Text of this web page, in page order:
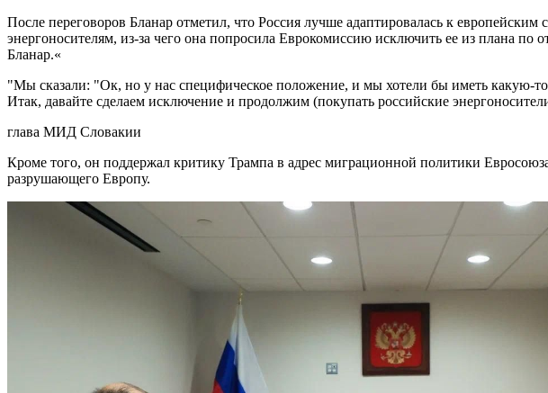
После переговоров Бланар отметил, что Россия лучше адаптировалась к
энергоносителям, из-за чего она попросила Еврокомиссию исключить ее из плана по
Бланар.«
"Мы сказали: "Ок, но у нас специфическое положение, и мы хотели бы иметь какую-
Итак, давайте сделаем исключение и продолжим (покупать российские
глава МИД Словакии
Кроме того, он поддержал критику Трампа в адрес миграционной политики
разрушающего Европу.